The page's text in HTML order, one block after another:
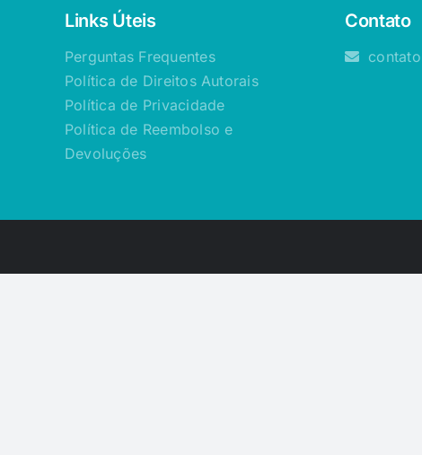
Links Úteis
Perguntas Frequentes
Política de Direitos Autorais
Política de Privacidade
Política de Reembolso e
Devoluções
Contato